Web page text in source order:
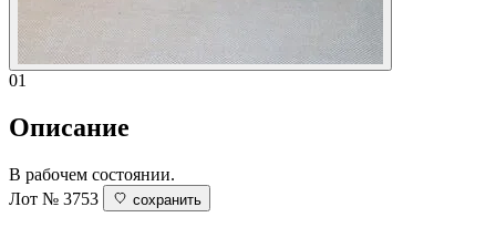
01
Описание
В рабочем состоянии.
Лот № 3753
сохранить